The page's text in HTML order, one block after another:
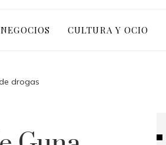
CULTURA Y OCIO
drogas